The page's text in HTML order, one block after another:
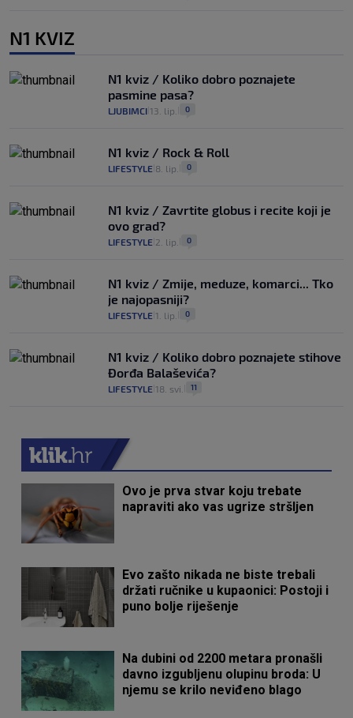
N1 KVIZ
N1 kviz / Koliko dobro poznajete
pasmine pasa?
LJUBIMCI 13. lip. 0
N1 kviz / Rock & Roll
LIFESTYLE 8. lip. 0
N1 kviz / Zavrtite globus i recite koji je
ovo grad?
LIFESTYLE 2. lip. 0
N1 kviz / Zmije, meduze, komarci... Tko
je najopasniji?
LIFESTYLE 1. lip. 0
N1 kviz / Koliko dobro poznajete stihove
Đorđa Balaševića?
LIFESTYLE 18. svi. 11
Ovo je prva stvar koju trebate
napraviti ako vas ugrize stršljen
Evo zašto nikada ne biste trebali
držati ručnike u kupaonici: Postoji i
puno bolje riješenje
Na dubini od 2200 metara pronašli
davno izgubljenu olupinu broda: U
njemu se krilo neviđeno blago